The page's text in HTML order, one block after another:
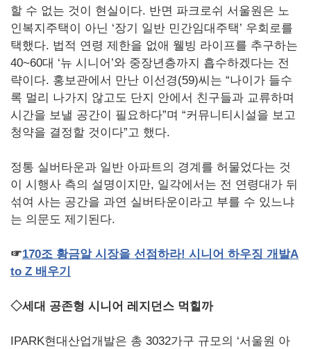
할 수 없는 것이 현실이다. 반면 파크로쉬 서울원은 노
인복지주택이 아닌 ‘장기 일반 민간임대주택’ 우회로를
택했다. 법적 연령 제한을 없애 웰빙 라이프를 추구하는
40~60대 ‘뉴 시니어’와 중장년층까지 흡수하겠다는 전
략이다. 홍보관에서 만난 이선경(59)씨는 “나이가 들수
록 멀리 나가지 않고도 단지 안에서 친구들과 교류하며
시간을 보낼 공간이 필요하다”며 “커뮤니티시설을 보고
청약을 결정할 것이다”고 했다.
정통 실버타운과 일반 아파트의 경계를 허물었다는 것
이 시행사 측의 설명이지만, 일각에서는 전 연령대가 뒤
섞여 사는 공간을 과연 실버타운이라고 부를 수 있느냐
는 의문도 제기된다.
☞170조 황금알 시장을 선점하라! 시니어 하우징 개발A
to Z 배우기
◇세대 공존형 시니어 레지던스 먹힐까
IPARK현대산업개발은 총 3032가구 규모의 ‘서울원 아